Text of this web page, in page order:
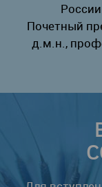
Почетный
д.м.н.,